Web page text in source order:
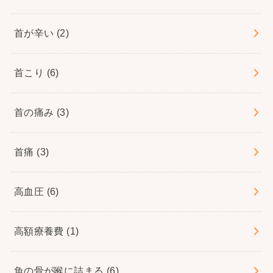
首が辛い (2)
首こり (6)
首の痛み (3)
首痛 (3)
高血圧 (6)
高額療養費 (1)
魚の骨が喉に詰まる (6)